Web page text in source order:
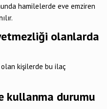
hamilelerde eve emziren
olanlarda
kişilerde bu ilaç
kullanma durumu